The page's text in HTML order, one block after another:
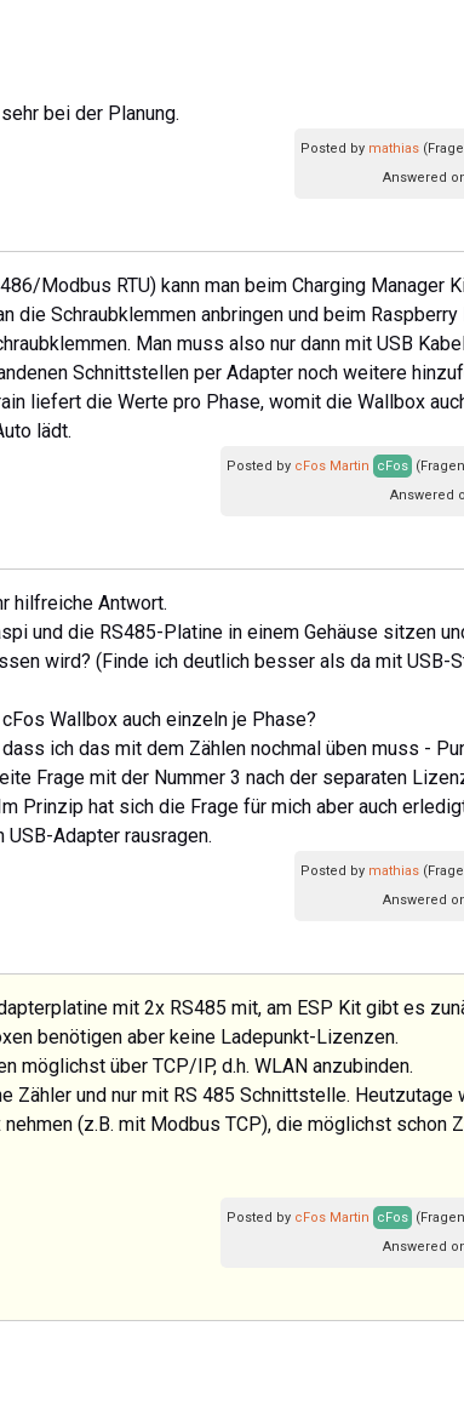
bei der Planung.
Posted by mathias
Answered
Modbus RTU) kann man beim Charging Manager
die Schraubklemmen anbringen und beim
Man muss also nur dann mit USB
Schnittstellen per Adapter noch weitere
liefert die Werte pro Phase, womit die Wallbox
lädt.
Posted by cFos Martin cFos
Answered
hilfreiche Antwort.
und die RS485-Platine in einem Gehäuse sitzen
wird? (Finde ich deutlich besser als da mit USB-
Wallbox auch einzeln je Phase?
ich das mit dem Zählen nochmal üben muss -
Frage mit der Nummer 3 nach der separaten
Prinzip hat sich die Frage für mich aber auch
Adapter rausragen.
Posted by mathias
Answered
mit 2x RS485 mit, am ESP Kit gibt es
benötigen aber keine Ladepunkt-Lizenzen.
möglichst über TCP/IP, d.h. WLAN anzubinden.
Zähler und nur mit RS 485 Schnittstelle. Heutzutage
(z.B. mit Modbus TCP), die möglichst schon
Posted by cFos Martin cFos
Answered